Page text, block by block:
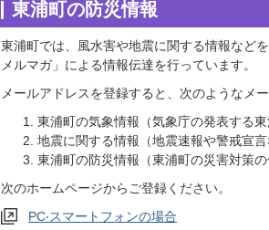
東浦町の防災情報
東浦町では、風水害や地震に関する情報など
メルマガ」による情報伝達を行っています。
メールアドレスを登録すると、次のようなメ
東浦町の気象情報（気象庁の発表する東
地震に関する情報（地震速報や警戒宣言
東浦町の防災情報（東浦町の災害対策の
次のホームページからご登録ください。
PC‧スマートフォンの場合